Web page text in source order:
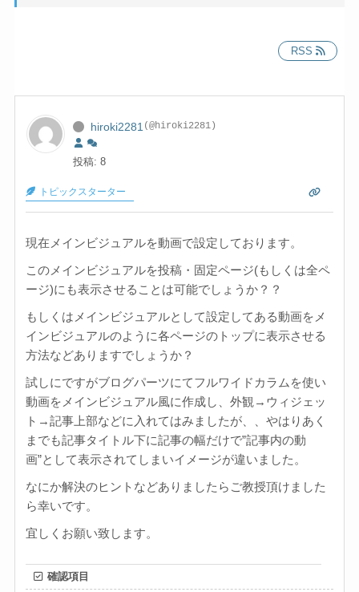
RSS
hiroki2281 (@hiroki2281)
投稿: 8
トピックスターター
現在メインビジュアルを動画で設定しております。
このメインビジュアルを投稿・固定ページ(もしくは全ペ
ージ)にも表示させることは可能でしょうか？？
もしくはメインビジュアルとして設定してある動画をメ
インビジュアルのように各ページのトップに表示させる
方法などありますでしょうか？
試しにですがブログパーツにてフルワイドカラムを使い
動画をメインビジュアル風に作成し、外観→ウィジェッ
ト→記事上部などに入れてはみましたが、、やはりあく
までも記事タイトル下に記事の幅だけで”記事内の動
画”として表示されてしまいイメージが違いました。
なにか解決のヒントなどありましたらご教授頂けました
ら幸いです。
宜しくお願い致します。
確認項目